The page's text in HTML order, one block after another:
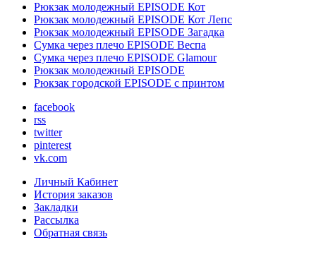
Рюкзак молодежный EPISODE Кот
Рюкзак молодежный EPISODE Кот Лепс
Рюкзак молодежный EPISODE Загадка
Сумка через плечо EPISODE Веспа
Сумка через плечо EPISODE Glamour
Рюкзак молодежный EPISODE
Рюкзак городской EPISODE с принтом
facebook
rss
twitter
pinterest
vk.com
Личный Кабинет
История заказов
Закладки
Рассылка
Обратная связь